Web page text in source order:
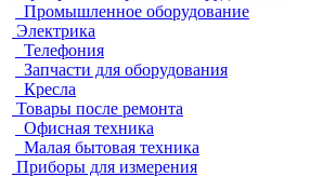
Промышленное оборудование
Электрика
Телефония
Запчасти для оборудования
Кресла
Товары после ремонта
Офисная техника
Малая бытовая техника
Приборы для измерения